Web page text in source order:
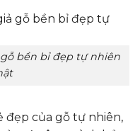
bền bỉ đẹp tự nhiên
đẹp của gỗ tự nhiên,